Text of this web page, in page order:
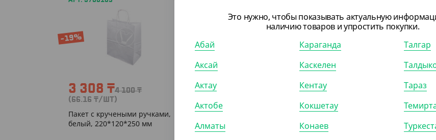
-19%
3 308 ₸4 100₸
(66.16 ₸/ШТ)
Пакет с кручеными ручками,
белый, 220*120*250 мм
3 700
Пакет с кручеными ручками,
белый, 240*140*280 мм
5 100₸
Пакет с кручеными
белый, 260*150*350 мм
Это нужно, чтобы показывать актуальную
наличию товаров и упростить покупки.
Абай
Аксай
Актау
Актобе
Алматы
Караганда
Каскелен
Кентау
Кокшетау
Конаев
Талгар
Тараз